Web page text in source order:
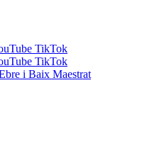
TikTok
TikTok